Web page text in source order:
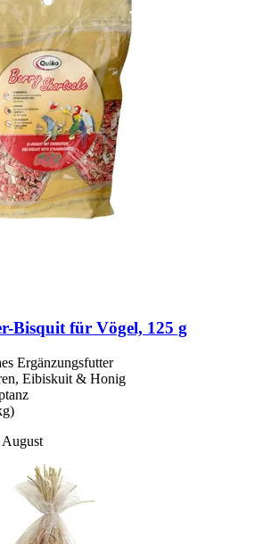
​Bisquit für Vögel, 125 g
Ergänzungsfutter
Eibiskuit & Honig